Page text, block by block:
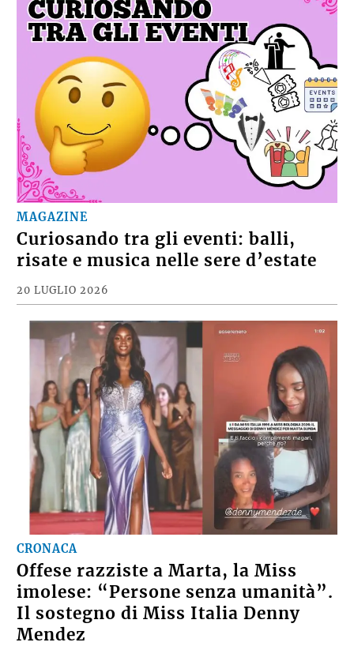
MAGAZINE
Curiosando tra gli eventi: balli,
risate e musica nelle sere d’estate
20 LUGLIO 2026
CRONACA
Offese razziste a Marta, la Miss
imolese: “Persone senza umanità”.
Il sostegno di Miss Italia Denny
Mendez